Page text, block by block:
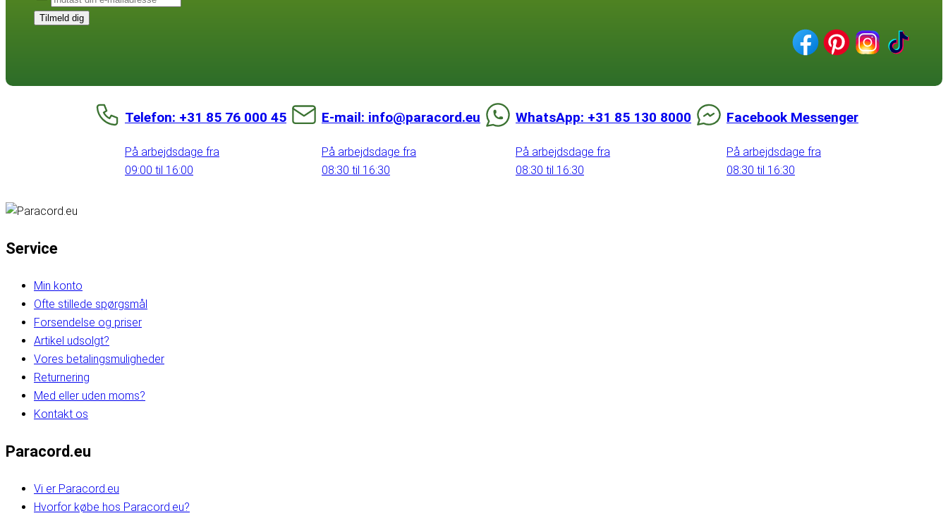
Tilmeld dig
Telefon: +31 85 76 000 45
På arbejdsdage fra
09:00 til 16:00
E-mail: info@paracord.eu
På arbejdsdage fra
08:30 til 16:30
WhatsApp: +31 85 130 8000
På arbejdsdage fra
08:30 til 16:30
Facebook Messenger
På arbejdsdage fra
08:30 til 16:30
Service
Min konto
Ofte stillede spørgsmål
Forsendelse og priser
Artikel udsolgt?
Vores betalingsmuligheder
Returnering
Med eller uden moms?
Kontakt os
Paracord.eu
Vi er Paracord.eu
Hvorfor købe hos Paracord.eu?